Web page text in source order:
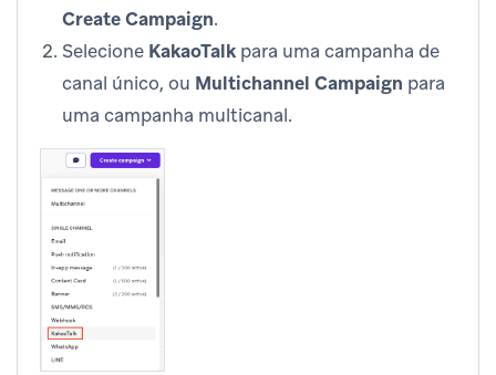
Create Campaign.
Selecione KakaoTalkpara uma campanha de
canal único, ou Multichannel Campaign para
uma campanha multicanal.